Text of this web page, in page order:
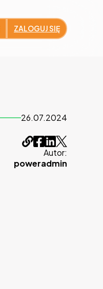
ZALOGUJ SIĘ
26.07.2024
Autor:
poweradmin